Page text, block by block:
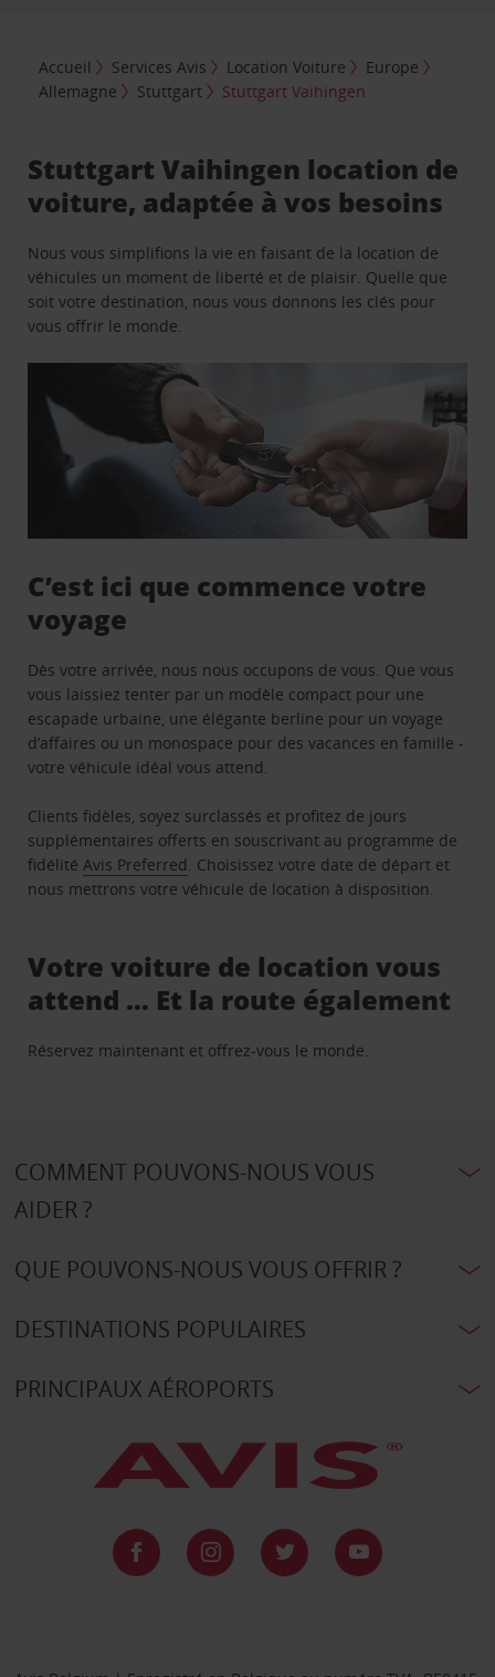
Accueil Services Avis Location Voiture
Europe
Allemagne
Stuttgart Stuttgart Vaihingen
Stuttgart Vaihingen location de
voiture, adaptée à vos besoins
Nous vous simplifions la vie en faisant de la location de
véhicules un moment de liberté et de plaisir. Quelle que
soit votre destination, nous vous donnons les clés pour
vous offrir le monde.
C’est ici que commence votre
voyage
Dès votre arrivée, nous nous occupons de vous. Que vous
vous laissiez tenter par un modèle compact pour une
escapade urbaine, une élégante berline pour un voyage
d’affaires ou un monospace pour des vacances en famille -
votre véhicule idéal vous attend.
Clients fidèles, soyez surclassés et profitez de jours
supplémentaires offerts en souscrivant au programme de
fidélité Avis Preferred . Choisissez votre date de départ et
nous mettrons votre véhicule de location à disposition.
Votre voiture de location vous
attend … Et la route également
Réservez maintenant et offrez-vous le monde.
COMMENT POUVONS-NOUS VOUS
AIDER ?
QUE POUVONS-NOUS VOUS OFFRIR ?
DESTINATIONS POPULAIRES
PRINCIPAUX AÉROPORTS